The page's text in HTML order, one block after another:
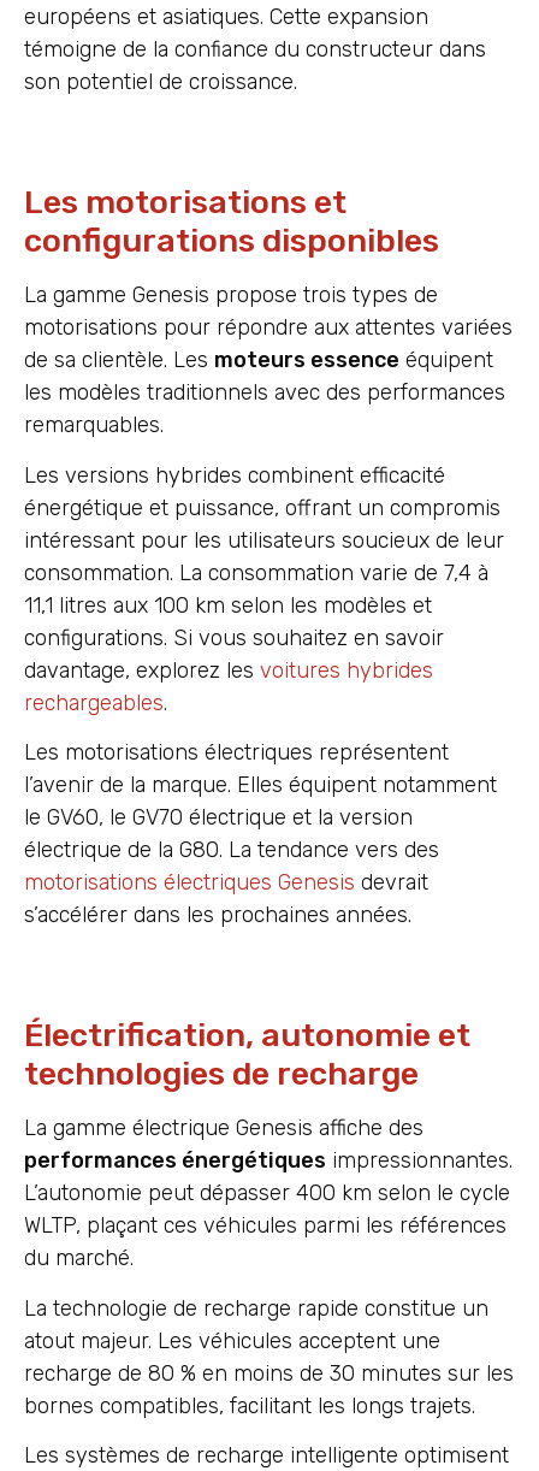
européens et asiatiques. Cette expansion
témoigne de la confiance du constructeur dans
son potentiel de croissance.
Les motorisations et
configurations disponibles
La gamme Genesis propose trois types de
motorisations pour répondre aux attentes variées
de sa clientèle. Les moteurs essence équipent
les modèles traditionnels avec des performances
remarquables.
Les versions hybrides combinent efficacité
énergétique et puissance, offrant un compromis
intéressant pour les utilisateurs soucieux de leur
consommation. La consommation varie de 7,4 à
11,1 litres aux 100 km selon les modèles et
configurations. Si vous souhaitez en savoir
davantage, explorez les voitures hybrides
rechargeables.
Les motorisations électriques représentent
l’avenir de la marque. Elles équipent notamment
le GV60, le GV70 électrique et la version
électrique de la G80. La tendance vers des
motorisations électriques Genesis devrait
s’accélérer dans les prochaines années.
Électrification, autonomie et
technologies de recharge
La gamme électrique Genesis affiche des
performances énergétiques impressionnantes.
L’autonomie peut dépasser 400 km selon le cycle
WLTP, plaçant ces véhicules parmi les références
du marché.
La technologie de recharge rapide constitue un
atout majeur. Les véhicules acceptent une
recharge de 80 % en moins de 30 minutes sur les
bornes compatibles, facilitant les longs trajets.
Les systèmes de recharge intelligente optimisent